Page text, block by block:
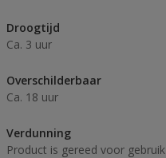
Droogtijd
Ca. 3 uur
Overschilderbaar
Ca. 18 uur
Verdunning
Product is gereed voor gebruik